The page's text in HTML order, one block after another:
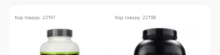
Код товару: 22147 Код товару: 22158